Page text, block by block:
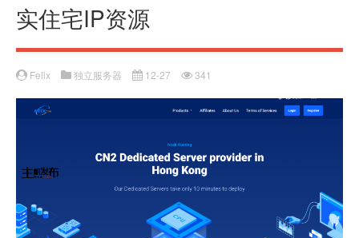
实住宅IP资源
Felix 独立服务器 12-27 341